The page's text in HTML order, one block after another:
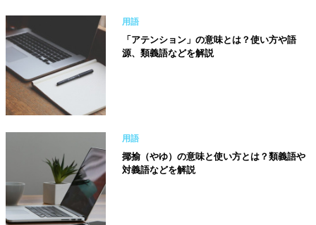
用語
「アテンション」の意味とは？使い方や語
源、類義語などを解説
用語
揶揄（やゆ）の意味と使い方とは？類義語や
対義語などを解説